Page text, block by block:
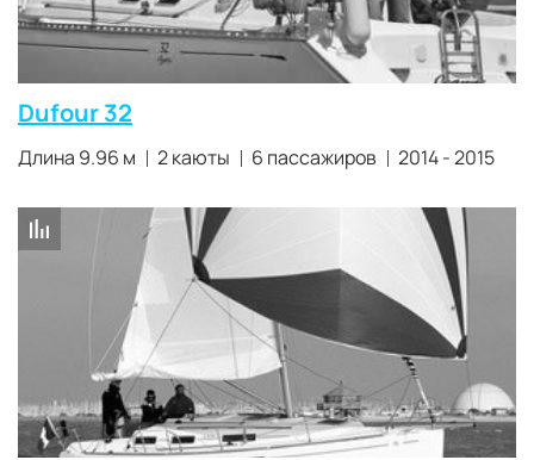
Dufour 32
Длина 9.96 м 2 каюты 6 пассажиров 2014 - 2015